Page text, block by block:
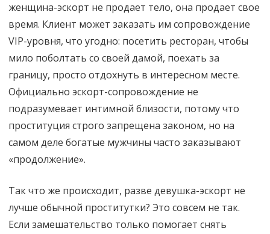
женщина-эскорт не продает тело, она продает свое
время. Клиент может заказать им сопровождение
VIP-уровня, что угодно: посетить ресторан, чтобы
мило поболтать со своей дамой, поехать за
границу, просто отдохнуть в интересном месте.
Официально эскорт-сопровождение не
подразумевает интимной близости, потому что
проституция строго запрещена законом, но на
самом деле богатые мужчины часто заказывают
«продолжение».
Так что же происходит, разве девушка-эскорт не
лучше обычной проститутки? Это совсем не так.
Если замешательство только помогает снять